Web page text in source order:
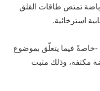
تمتص طاقات القلق
استرخائية.
-خاصةً فيما يتعلّق بموضوع
مكثفة، وذلك مثبت